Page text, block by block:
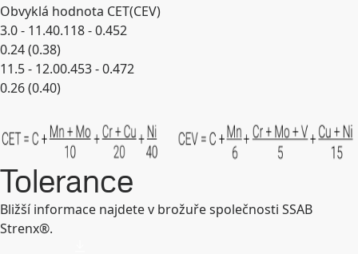
Obvyklá hodnota CET(CEV)
3.0 - 11.40.118 - 0.452
0.24 (0.38)
11.5 - 12.00.453 - 0.472
0.26 (0.40)
Tolerance
Bližší informace najdete v brožuře společnosti SSAB
Strenx®.